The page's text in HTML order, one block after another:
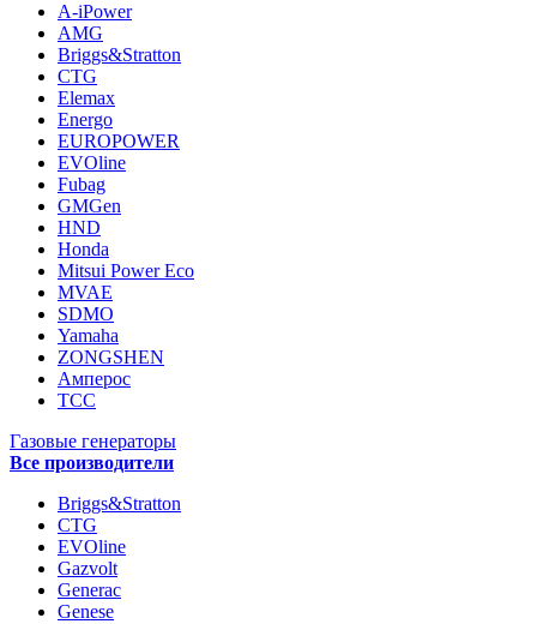
A-iPower
AMG
Briggs&Stratton
CTG
Elemax
Energo
EUROPOWER
EVOline
Fubag
GMGen
HND
Honda
Mitsui Power Eco
MVAE
SDMO
Yamaha
ZONGSHEN
Амперос
ТСС
Газовые генераторы
Все производители
Briggs&Stratton
CTG
EVOline
Gazvolt
Generac
Genese